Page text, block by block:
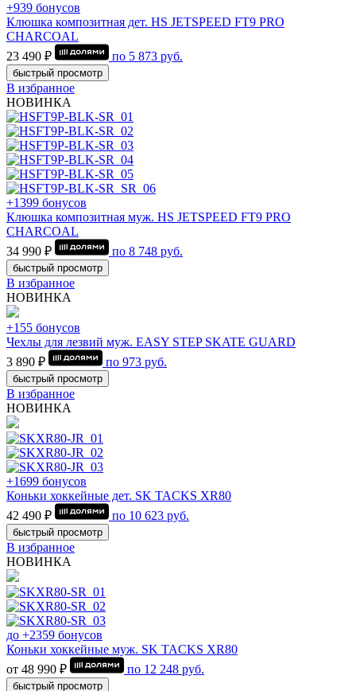
+939 бонусов
Клюшка композитная дет. HS JETSPEED FT9 PRO
CHARCOAL
23 490 ₽
по 5 873 руб.
быстрый просмотр
В избранное
НОВИНКА
+1399 бонусов
Клюшка композитная муж. HS JETSPEED FT9 PRO
CHARCOAL
34 990 ₽
по 8 748 руб.
быстрый просмотр
В избранное
НОВИНКА
+155 бонусов
Чехлы для лезвий муж. EASY STEP SKATE GUARD
3 890 ₽
по 973 руб.
быстрый просмотр
В избранное
НОВИНКА
+1699 бонусов
Коньки хоккейные дет. SK TACKS XR80
42 490 ₽
по 10 623 руб.
быстрый просмотр
В избранное
НОВИНКА
до +2359 бонусов
Коньки хоккейные муж. SK TACKS XR80
от 48 990 ₽
по 12 248 руб.
быстрый просмотр